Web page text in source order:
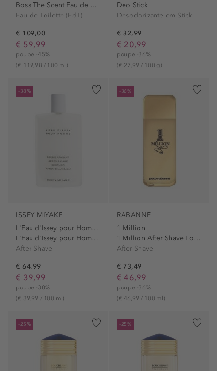
Boss The Scent Eau de Toilette
Eau de Toilette (EdT)
€ 109,00
€ 59,99
poupe -45%
(€ 119,98 / 100 ml)
Deo Stick
Desodorizante em Stick
€ 32,99
€ 20,99
poupe -36%
(€ 27,99 / 100 g)
-38%
ISSEY MIYAKE
L'Eau d'Issey pour Homme
L'Eau d'Issey pour Homme...
After Shave
€ 64,99
€ 39,99
poupe -38%
(€ 39,99 / 100 ml)
-36%
RABANNE
1 Million
1 Million After Shave Lotion
After Shave
€ 73,49
€ 46,99
poupe -36%
(€ 46,99 / 100 ml)
-25% -25%